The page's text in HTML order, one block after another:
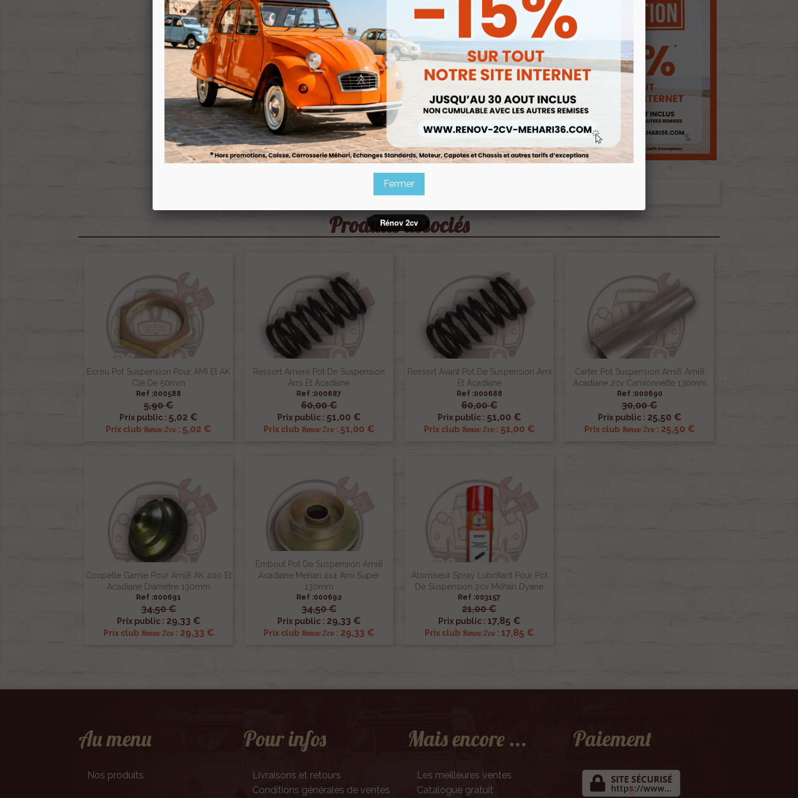
Produits associés
Ecrou Pot Suspension Pour AMI Et AK
Clé De 50mm
Ref :000588
5,90 €
Prix public : 5,02 €
Prix club Renov 2cv : 5,02 €
 Aperçu rapide
Ressort Arriere Pot De Suspension
Ami Et Acadiane
Ref :000687
60,00 €
Prix public : 51,00 €
Prix club Renov 2cv: 51,00 €
 Aperçu rapide
Ressort Avant Pot De Suspension Ami
Et Acadiane
Ref :000688
60,00 €
Prix public : 51,00 €
Prix club Renov 2cv: 51,00 €
 Aperçu rapide
Carter Pot Suspension Ami6 Ami8
Acadiane 2cv Camionnette 130mm
Ref :000690
30,00 €
Prix public : 25,50 €
Prix club Renov 2cv: 25,50 €
 Aperçu rapide
Coupelle Garnie Pour Ami8 AK 400 Et
Acadiane Diamètre 130mm
Ref :000691
34,50 €
Prix public : 29,33 €
Prix club Renov 2cv: 29,33 €
 Aperçu rapide
Embout Pot De Suspension Ami8
Acadiane Mehari 4x4 Ami Super
130mm
Ref :000692
34,50 €
Prix public : 29,33 €
Prix club Renov 2cv: 29,33 €
 Aperçu rapide
Atomiseur Spray Lubrifiant Pour Pot
De Suspension 2cv Méhari Dyane
Ref :003157
21,00 €
Prix public : 17,85 €
Prix club Renov 2cv: 17,85 €
 Aperçu rapide
Au menu
Nos produits
Pour infos
Livraisons et retours
Conditions générales de ventes
Mais encore ...
Les meilleures ventes
Catalogue gratuit
Paiement
Fermer
Rénov 2cv